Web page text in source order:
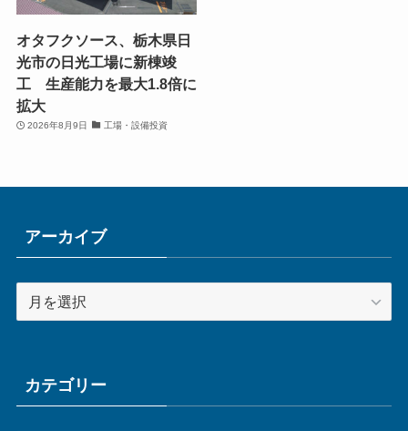
オタフクソース、栃木県日
光市の日光工場に新棟竣
工 生産能力を最大1.8倍に
拡大
2026年8月9日 工場・設備投資
アーカイブ
ー
ブカテゴリー